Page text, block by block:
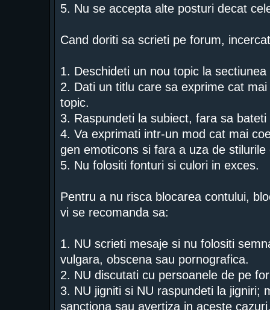
5. Nu se accepta alte posturi decat
Cand doriti sa scrieti pe forum,
1. Deschideti un nou topic la
2. Dati un titlu care sa exprime cat
topic.
3. Raspundeti la subiect, fara sa bateti
4. Va exprimati intr-un mod cat mai
gen emoticons si fara a uza de
5. Nu folositi fonturi si culori in exces.
Pentru a nu risca blocarea contului,
vi se recomanda sa:
1. NU scrieti mesaje si nu folositi
vulgara, obscena sau pornografica.
2. NU discutati cu persoanele de pe
3. NU jigniti si NU raspundeti la jigniri;
sanctiona sau avertiza in aceste